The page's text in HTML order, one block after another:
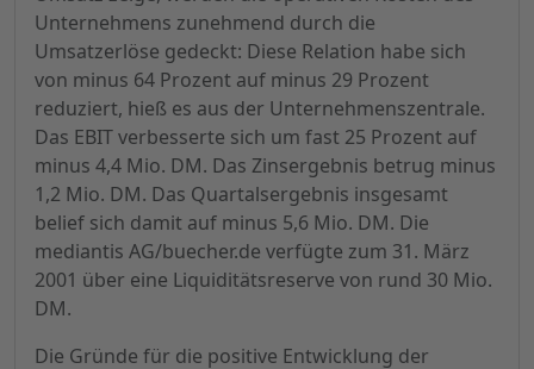
Unternehmens zunehmend durch die
Umsatzerlöse gedeckt: Diese Relation habe sich
von minus 64 Prozent auf minus 29 Prozent
reduziert, hieß es aus der Unternehmenszentrale.
Das EBIT verbesserte sich um fast 25 Prozent auf
minus 4,4 Mio. DM. Das Zinsergebnis betrug minus
1,2 Mio. DM. Das Quartalsergebnis insgesamt
belief sich damit auf minus 5,6 Mio. DM. Die
mediantis AG/buecher.de verfügte zum 31. März
2001 über eine Liquiditätsreserve von rund 30 Mio.
DM.
Die Gründe für die positive Entwicklung der